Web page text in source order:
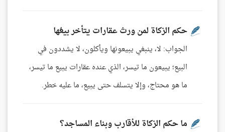
حكم الزكاة لمن ورث عقارات يتأخر بيعُها
الجواب: لا، ينبغي يبيعونها ويأكلون، لا يشددون في
البيع؛ يبيعون ما تيسر، الذي عنده عقارات يبيع ما تيسر،
ما هو محتاج، وإلا يتسلف حتى يبيع، ما عليه خطر.
ما حكم الزكاة للأقارب وبناء المساجد؟